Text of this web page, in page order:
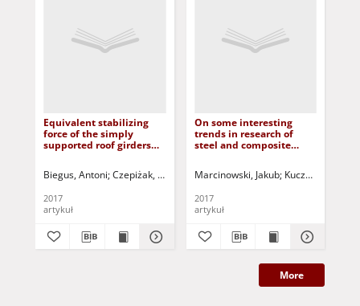
Equivalent stabilizing
force of the simply
supported roof girders
longitudinal variability
of the compression force
chord = Obciążenie
imperfekcyjne
dźwigarów dachowych z
uwzględnieniem
Biegus, Antoni Czepiżak, Dariusz Kuczyński, Tadeusz - red.
2017
artykuł
On some interesting
trends in research of
steel and composite
w badaniach konstrukcji
kompozytowych
Marcinowski, Jakub Kuczyński,
2017
artykuł
More